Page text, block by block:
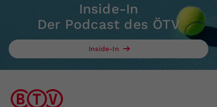
Inside-In
Der Podcast des ÖTV
Inside-In